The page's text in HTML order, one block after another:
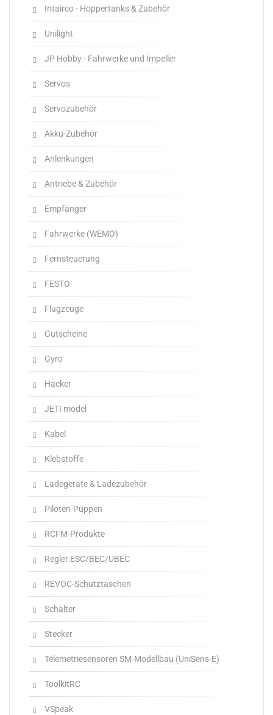
Intairco - Hoppertanks & Zubehör
Unilight
JP Hobby - Fahrwerke und Impeller
Servos
Servozubehör
Akku-Zubehör
Anlenkungen
Antriebe & Zubehör
Empfänger
Fahrwerke (WEMO)
Fernsteuerung
FESTO
Flugzeuge
Gutscheine
Gyro
Hacker
JETI model
Kabel
Klebstoffe
Ladegeräte & Ladezubehör
Piloten-Puppen
RCFM-Produkte
Regler ESC/BEC/UBEC
REVOC-Schutztaschen
Schalter
Stecker
Telemetriesensoren SM-Modellbau (UniSens-E)
ToolkitRC
VSpeak